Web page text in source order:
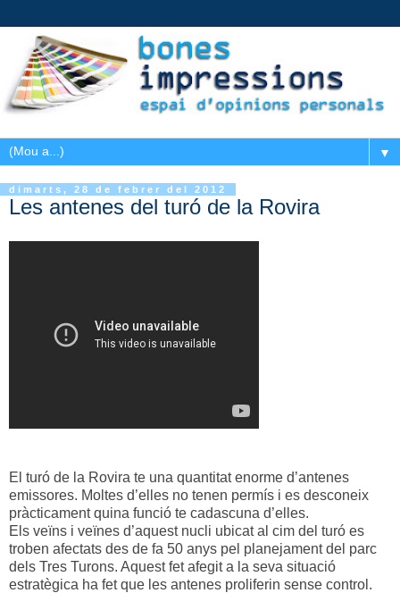
▼
dimarts, 28 de febrer del 2012
Les antenes del turó de la Rovira
El turó de la Rovira te una quantitat enorme d’antenes
emissores. Moltes d’elles no tenen permís i es desconeix
pràcticament quina funció te cadascuna d’elles.
Els veïns i veïnes d’aquest nucli ubicat al cim del turó es
troben afectats des de fa 50 anys pel planejament del parc
dels Tres Turons. Aquest fet afegit a la seva situació
estratègica ha fet que les antenes proliferin sense control.